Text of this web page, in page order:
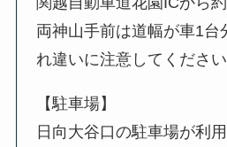
両神山手前は道幅が車1台
れ違いに注意してください
【駐車場】
日向大谷口の駐車場が利用